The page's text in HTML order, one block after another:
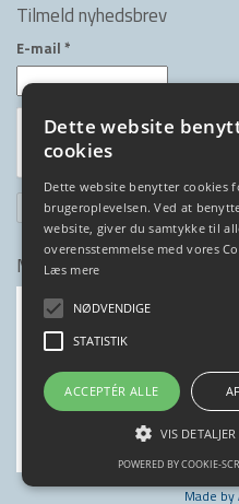
Tilmeld nyhedsbrev
E-mail *
Medlem af
Made by
Dette website
cookies
Dette website benytter cookies
brugeroplevelsen. Ved at
website, giver du samtykke til
overensstemmelse med vores
Læs mere
NØDVENDIGE
STATISTIK
ACCEPTÉR ALLE
VIS DETALJER
POWERED BY COOKIE-